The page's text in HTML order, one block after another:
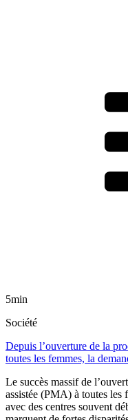
5min
Société
Depuis l’ouverture de la
toutes les femmes, la
Le succès massif de
assistée (PMA) à toutes les
avec des centres souvent